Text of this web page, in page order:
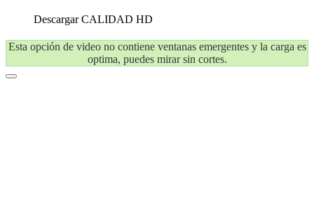
DescargarCALIDAD HD
Esta opción de video no contiene ventanas emergentes y la carga es
optima, puedes mirar sin cortes.